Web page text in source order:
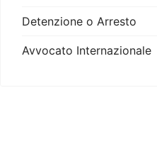
Detenzione o Arresto
Avvocato Internazionale